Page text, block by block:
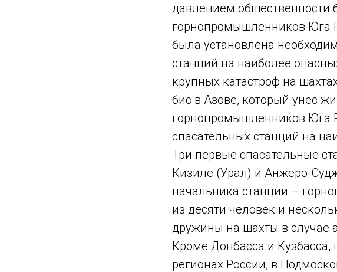
давлением общественности
горнопромышленников Юга
была установлена
станций на наиболее
крупных катастроф на
бис в Азове, который унес
горнопромышленников Юга
спасательных станций на
Три первые спасательные
Кизиле (Урал) и Анжеро-
начальника станции –
из десяти человек и
дружины на шахты в случае
Кроме Донбасса и Кузбасса,
регионах России, в